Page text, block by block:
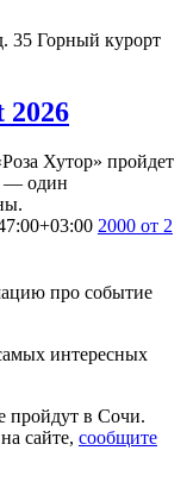
35 Горный курорт
2026
Хутор» пройдет
— один
2000 от 2
про событие
интересных
пройдут в Сочи.
сайте, сообщите